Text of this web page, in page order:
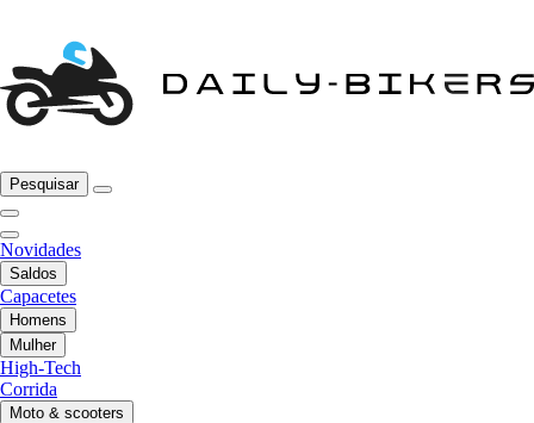
Pesquisar
Novidades
Saldos
Capacetes
Homens
Mulher
High-Tech
Corrida
Moto & scooters